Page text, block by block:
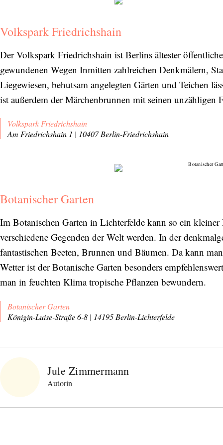
Volkspark Friedrichshain
Der Volkspark Friedrichshain ist Berlins ältester
gewundenen Wegen Inmitten zahlreichen Denkmälern,
Liegewiesen, behutsam angelegten Gärten und Teichen
ist außerdem der Märchenbrunnen mit seinen unzähligen
Volkspark Friedrichshain
Am Friedrichshain 1 | 10407 Berlin-Friedrichshain
Botanischer Garten
Im Botanischen Garten in Lichterfelde kann so ein
verschiedene Gegenden der Welt werden. In der
fantastischen Beeten, Brunnen und Bäumen. Da kann
Wetter ist der Botanische Garten besonders
man in feuchten Klima tropische Pflanzen bewundern.
Botanischer Garten
Königin-Luise-Straße 6-8 | 14195 Berlin-Lichterfelde
Jule Zimmermann
Autorin
Abonnieren Sie unseren Newsletter
Entdecken Sie jede Woche neue schöne
Orte, handverlesene Geheimtipps und
einzigartige Reisen.
Einwilligung den Newsletter mit Informationen zu
neuen Beiträgen. Die Datenschutzerklärung
zur Kenntnis genommen und akzeptiere diese.